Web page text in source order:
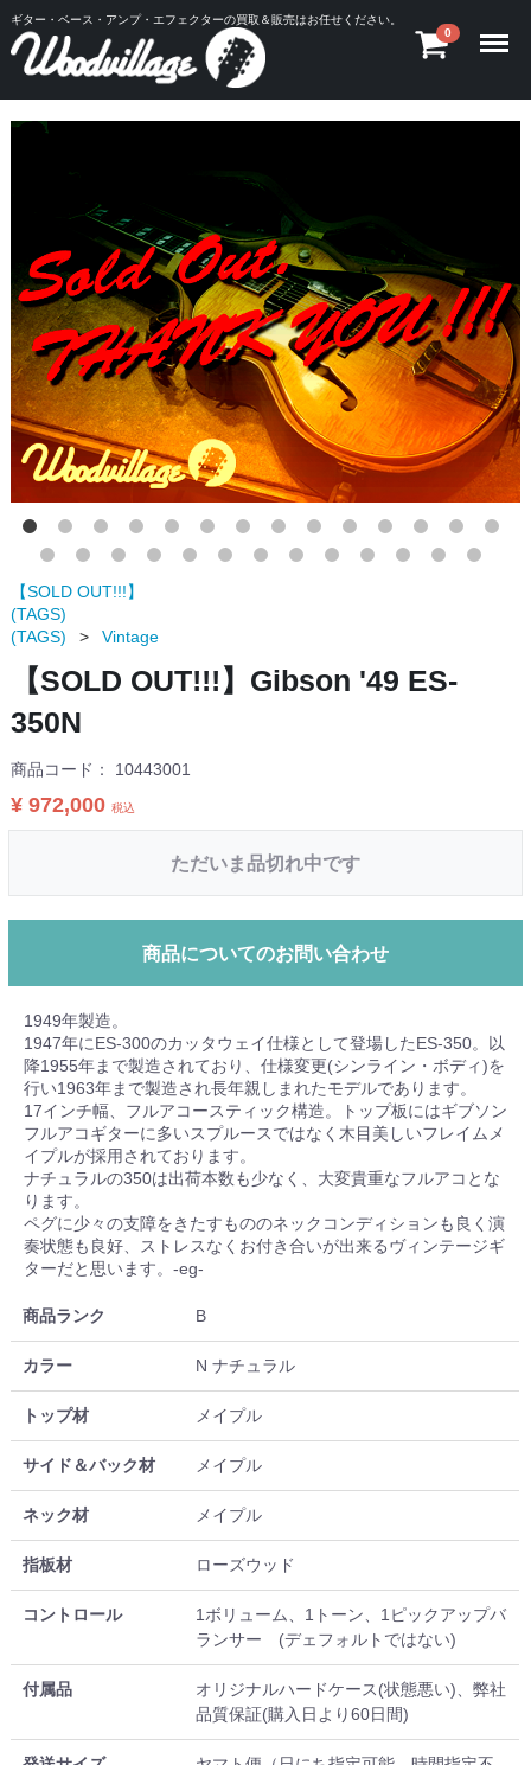
ギター・ベース・アンプ・エフェクターの買取＆販売はお任せください。
0
【SOLD OUT!!!】
(TAGS)
(TAGS)
Vintage
【SOLD OUT!!!】Gibson '49 ES-
350N
商品コード： 10443001
¥ 972,000 税込
ただいま品切れ中です
商品についてのお問い合わせ
1949年製造。
1947年にES-300のカッタウェイ仕様として登場したES-350。以
降1955年まで製造されており、仕様変更(シンライン・ボディ)を
行い1963年まで製造され長年親しまれたモデルであります。
17インチ幅、フルアコースティック構造。トップ板にはギブソン
フルアコギターに多いスプルースではなく木目美しいフレイムメ
イプルが採用されております。
ナチュラルの350は出荷本数も少なく、大変貴重なフルアコとな
ります。
ペグに少々の支障をきたすもののネックコンディションも良く演
奏状態も良好、ストレスなくお付き合いが出来るヴィンテージギ
ターだと思います。-eg-
商品ランク B
カラー N ナチュラル
トップ材 メイプル
サイド＆バック材 メイプル
ネック材 メイプル
指板材 ローズウッド
コントロール
1ボリューム、1トーン、1ピックアップバ
ランサー (デェフォルトではない)
付属品
オリジナルハードケース(状態悪い)、弊社
品質保証(購入日より60日間)